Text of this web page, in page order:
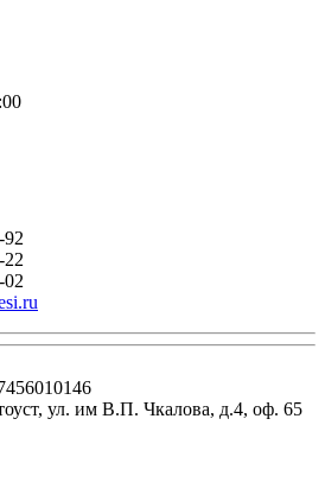
92
22
02
ул. им В.П. Чкалова, д.4, оф. 65